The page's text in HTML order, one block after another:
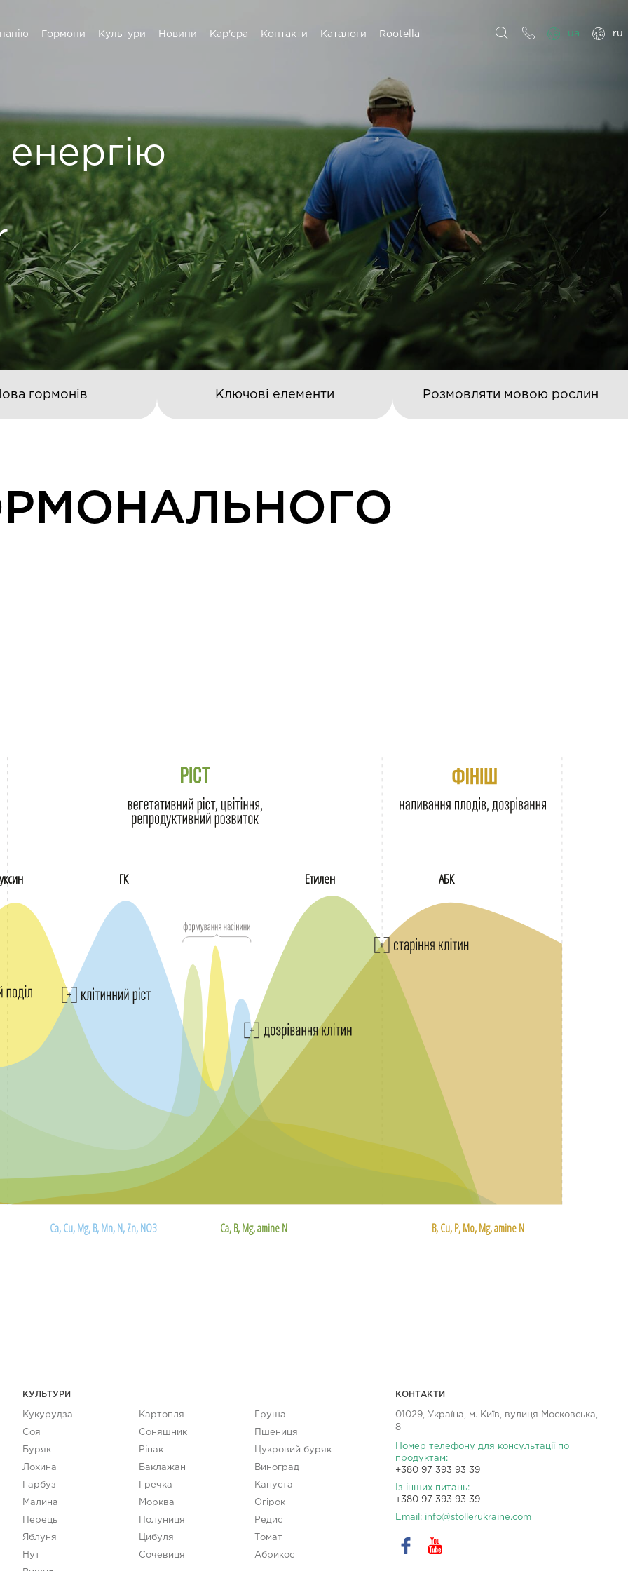
ru
ua
Гормони Культури Новини Кар'єра Контакти Каталоги Rootella
гормонів Ключові елементи Розмовляти мовою рослин
Ca, B, Mg, amine N B, Cu, P, Mo, Mg, amine N
Ca, Cu, Mg, B, Mn, N, Zn, NO3
ГК Етилен АБК
КУЛЬТУРИ
Кукурудза Картопля Груша
Соя Соняшник Пшениця
Буряк Ріпак Цукровий буряк
Лохина Баклажан Виноград
Гарбуз Гречка Капуста
Малина Морква Огірок
Перець Полуниця Редис
Яблуня Цибуля Томат
Нут Сочевиця Абрикос
KОНТАКТИ
01029, Україна, м. Київ, вулиця Московська,
8
Номер телефону для консультації по
продуктам:
+380 97 393 93 39
Із інших питань:
+380 97 393 93 39
Email: infо@stollerukraine.com